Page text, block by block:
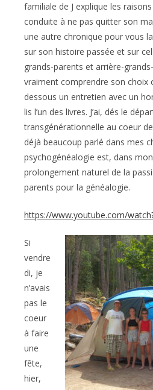
familiale de J explique les
conduite à ne pas quitter son
une autre chronique pour vous
sur son histoire passée et sur
grands-parents et arrière-
vraiment comprendre son choix
dessous un entretien avec un
lis l’un des livres. J’ai, dés le
transgénérationnelle au coeur de
déjà beaucoup parlé dans mes
psychogénéalogie est, dans
prolongement naturel de la
parents pour la généalogie.
https://www.youtube.com/
Si
vendre
di, je
n’avais
pas le
coeur
à faire
une
fête,
hier,